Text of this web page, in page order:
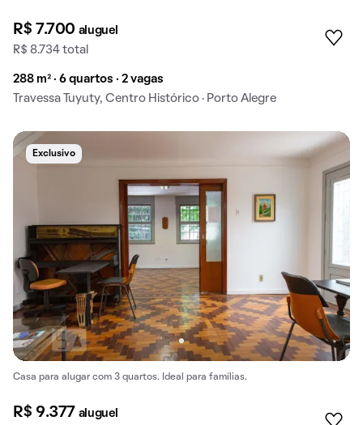
R$ 7.700 aluguel
R$ 8.734 total
288 m² · 6 quartos · 2 vagas
Travessa Tuyuty, Centro Histórico · Porto Alegre
Exclusivo
Casa para alugar com 3 quartos. Ideal para famílias.
R$ 9.377 aluguel